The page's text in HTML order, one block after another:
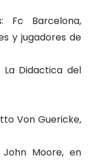
Fc Barcelona,
y jugadores de
La Didactica del
Von Guericke,
Moore, en